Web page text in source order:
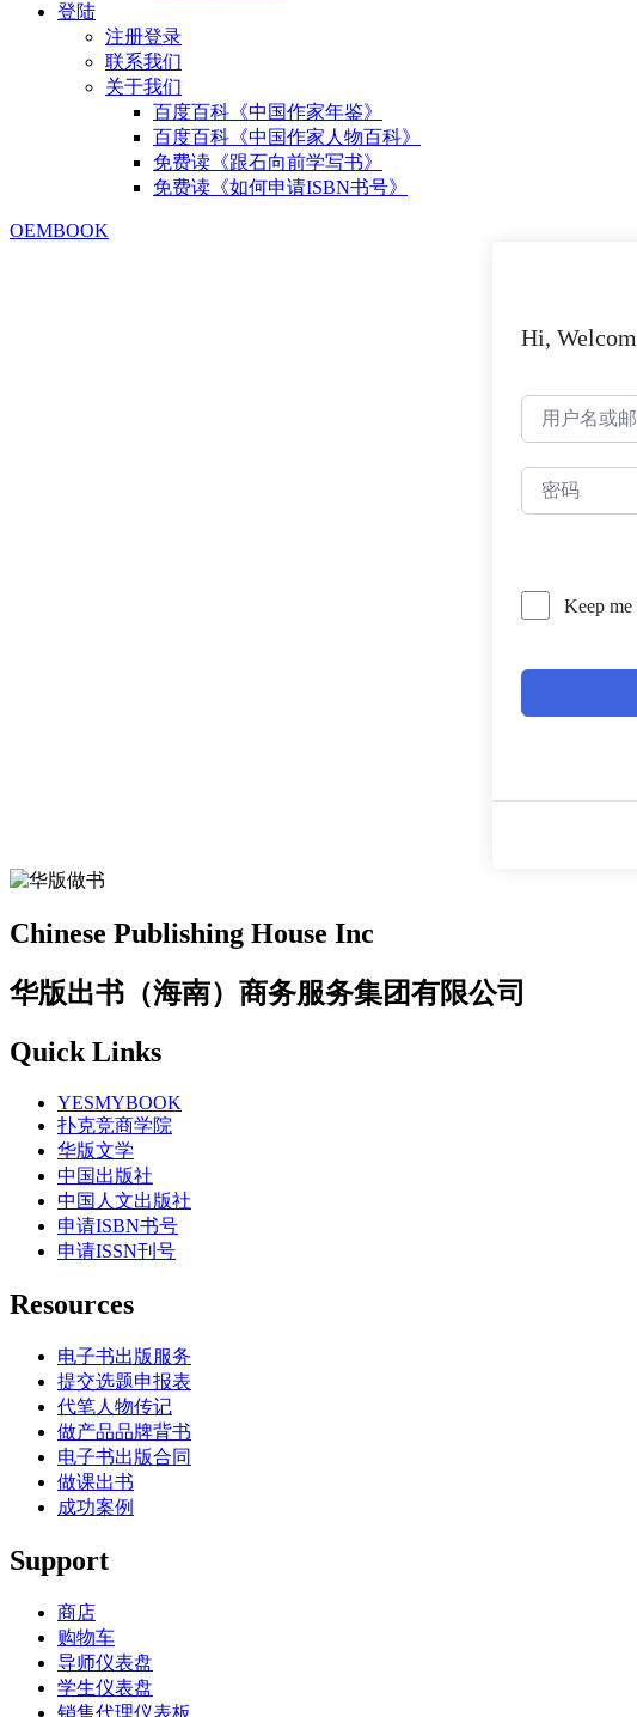
登陆
注册登录
联系我们
关于我们
百度百科《中国作家年鉴》
百度百科《中国作家人物百科》
免费读《跟石向前学写书》
免费读《如何申请ISBN书号》
OEMBOOK
Hi,
Keep me
Chinese Publishing House Inc
华版出书（海南）商务服务集团有限公司
Quick Links
YESMYBOOK
扑克竞商学院
华版文学
中国出版社
中国人文出版社
申请ISBN书号
申请ISSN刊号
Resources
电子书出版服务
提交选题申报表
代笔人物传记
做产品品牌背书
电子书出版合同
做课出书
成功案例
Support
商店
购物车
导师仪表盘
学生仪表盘
销售代理仪表板